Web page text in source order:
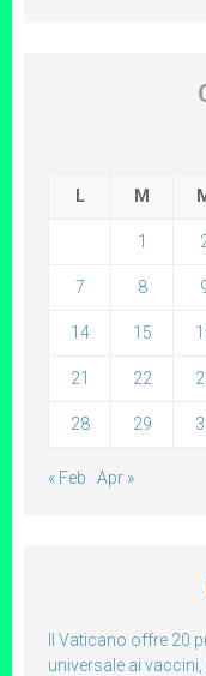
L M
1
7 8
14 15
21 22
28 29
« Feb Apr »
Il Vaticano offre 20
universale ai